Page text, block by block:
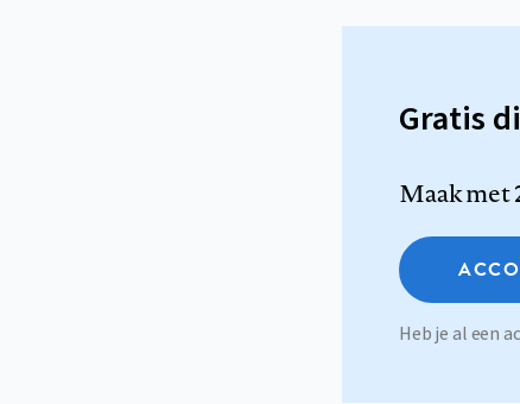
Gratis
Maak met
Heb je al een